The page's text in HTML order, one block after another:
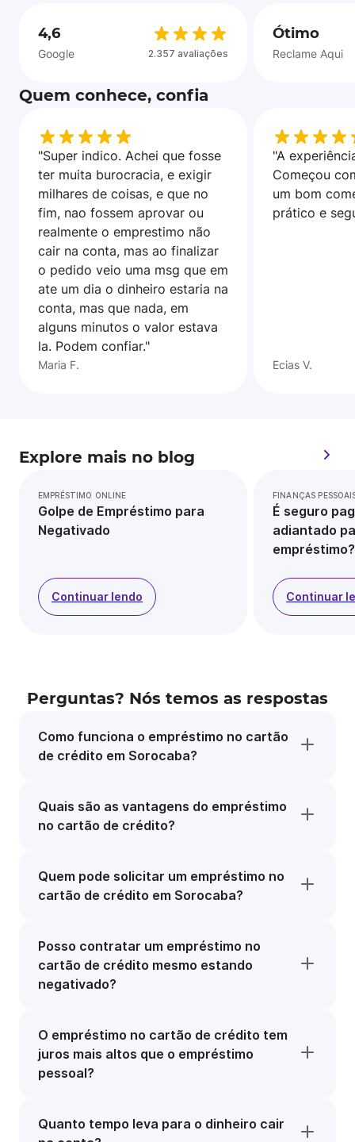
4,6
Google 2.357 avaliações
Ótimo
Reclame Aqui
Quem conhece, confia
"Super indico. Achei que fosse
ter muita burocracia, e exigir
milhares de coisas, e que no
fim, nao fossem aprovar ou
realmente o emprestimo não
cair na conta, mas ao finalizar
o pedido veio uma msg que em
ate um dia o dinheiro estaria na
conta, mas que nada, em
alguns minutos o valor estava
la. Podem confiar."
Maria F.
"A
Começou
um bom
prático e
Ecias V.
Explore mais no blog
EMPRÉSTIMO ONLINE
Golpe de Empréstimo para
Negativado
Continuar lendo
FINANÇAS
É seguro
adiantado
empréstimo?
Continuar
Perguntas? Nós temos as respostas
Como funciona o empréstimo no cartão
de crédito em Sorocaba?
Quais são as vantagens do empréstimo
no cartão de crédito?
Quem pode solicitar um empréstimo no
cartão de crédito em Sorocaba?
Posso contratar um empréstimo no
cartão de crédito mesmo estando
negativado?
O empréstimo no cartão de crédito tem
juros mais altos que o empréstimo
pessoal?
Quanto tempo leva para o dinheiro cair